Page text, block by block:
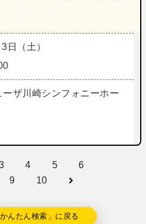
日（土）
ーザ川崎シンフォニーホー
4 5
6
9 10
んたん検索」に戻る